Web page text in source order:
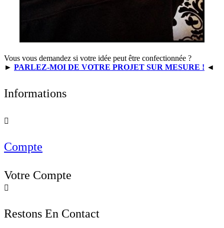
Vous vous demandez si votre idée peut être confectionnée ?
► PARLEZ-MOI DE VOTRE PROJET SUR MESURE ! ◄
Informations

Compte
Votre Compte

Restons En Contact